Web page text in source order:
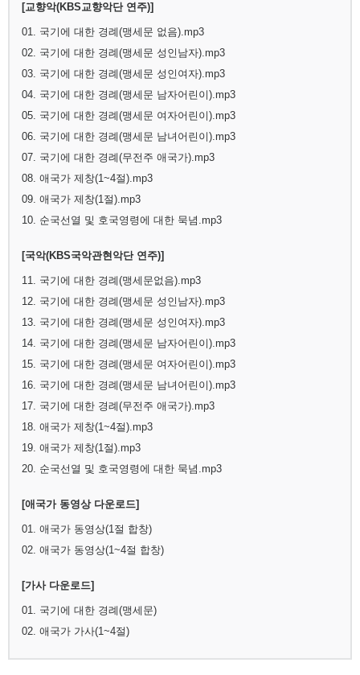
[교향악(KBS교향악단 연주)]
01. 국기에 대한 경례(맹세문 없음).mp3
02. 국기에 대한 경례(맹세문 성인남자).mp3
03. 국기에 대한 경례(맹세문 성인여자).mp3
04. 국기에 대한 경례(맹세문 남자어린이).mp3
05. 국기에 대한 경례(맹세문 여자어린이).mp3
06. 국기에 대한 경례(맹세문 남녀어린이).mp3
07. 국기에 대한 경례(무전주 애국가).mp3
08. 애국가 제창(1~4절).mp3
09. 애국가 제창(1절).mp3
10. 순국선열 및 호국영령에 대한 묵념.mp3
[국악(KBS국악관현악단 연주)]
11. 국기에 대한 경례(맹세문없음).mp3
12. 국기에 대한 경례(맹세문 성인남자).mp3
13. 국기에 대한 경례(맹세문 성인여자).mp3
14. 국기에 대한 경례(맹세문 남자어린이).mp3
15. 국기에 대한 경례(맹세문 여자어린이).mp3
16. 국기에 대한 경례(맹세문 남녀어린이).mp3
17. 국기에 대한 경례(무전주 애국가).mp3
18. 애국가 제창(1~4절).mp3
19. 애국가 제창(1절).mp3
20. 순국선열 및 호국영령에 대한 묵념.mp3
[애국가 동영상 다운로드]
01. 애국가 동영상(1절 합창)
02. 애국가 동영상(1~4절 합창)
[가사 다운로드]
01. 국기에 대한 경례(맹세문)
02. 애국가 가사(1~4절)